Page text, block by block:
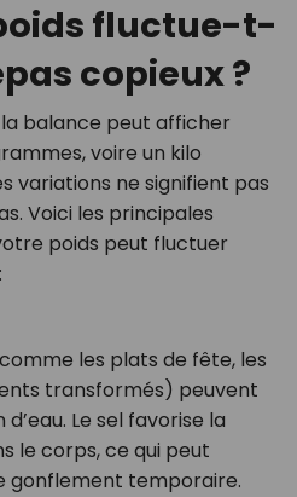
fluctue-t-
copieux ?
balance peut afficher
voire un kilo
variations ne signifient pas
Voici les principales
poids peut fluctuer
les plats de fête, les
transformés) peuvent
. Le sel favorise la
le corps, ce qui peut
gonflement temporaire.